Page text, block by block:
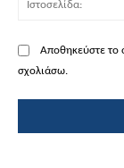
Αποθηκεύστε το
σχολιάσω.